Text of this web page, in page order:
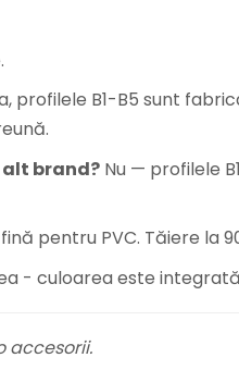
profilele B1-B5 sunt
alt brand? Nu — profilele
pentru PVC. Tăiere la
- culoarea este
accesorii.